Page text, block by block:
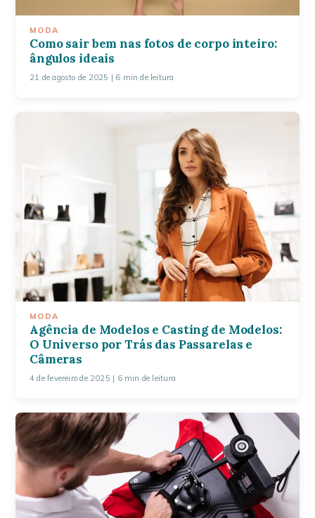
MODA
Como sair bem nas fotos de corpo inteiro:
ângulos ideais
21 de agosto de 2025 | 6 min de leitura
MODA
Agência de Modelos e Casting de Modelos:
O Universo por Trás das Passarelas e
Câmeras
4 de fevereiro de 2025 | 6 min de leitura